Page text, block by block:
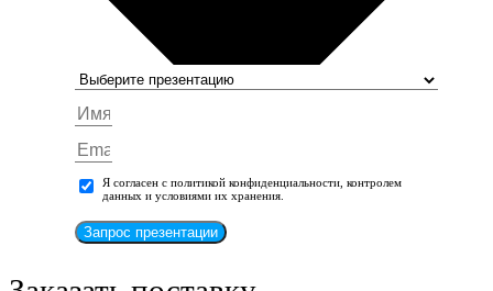
Я согласен с политикой конфиденциальности, контролем
данных и условиями их хранения.
Запрос презентации